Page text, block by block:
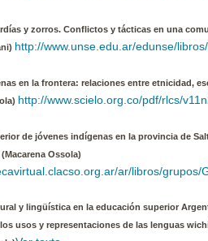
y zorros. Conflictos y tácticas en una
http://www.unse.edu.ar/edunse/
en la frontera: relaciones entre etnicidad,
http://www.scielo.org.co/pdf/rlcs/
de jóvenes indígenas en la provincia de
Ossola)
ar/libros/grupos/
y lingüística en la educación superior
usos y representaciones de las lenguas